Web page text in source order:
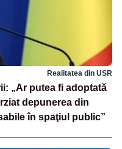
Realitatea din USR
„Ar putea fi adoptată
depunerea din
în spaţiul public”